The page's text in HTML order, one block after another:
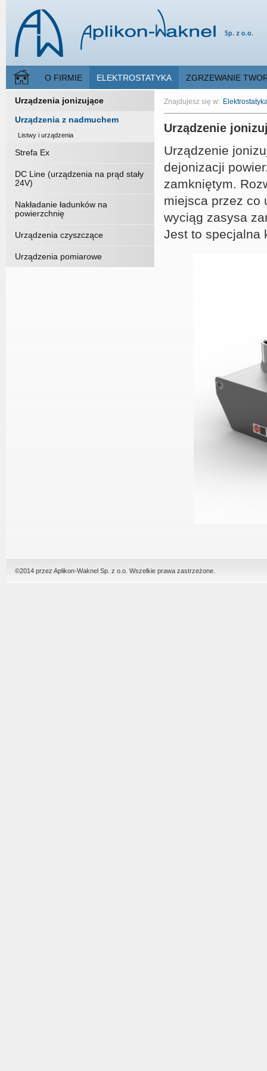
O FIRMIE ELEKTROSTATYKA ZGRZEWANIE
Urządzenia jonizujące
Urządzenia z nadmuchem
Listwy i urządzenia
Strefa Ex
DC Line (urządzenia na prąd stały
24V)
Nakładanie ładunków na
powierzchnię
Urządzenia czyszczące
Urządzenia pomiarowe
Znajdujesz się w:
Urządzenie
Urządzenie
dejonizacji
zamkniętym.
miejsca przez co
wyciąg zasysa
Jest to specjalna
©2014 przez Aplikon-Waknel Sp. z o.o. Wszelkie prawa zastrzeżone.